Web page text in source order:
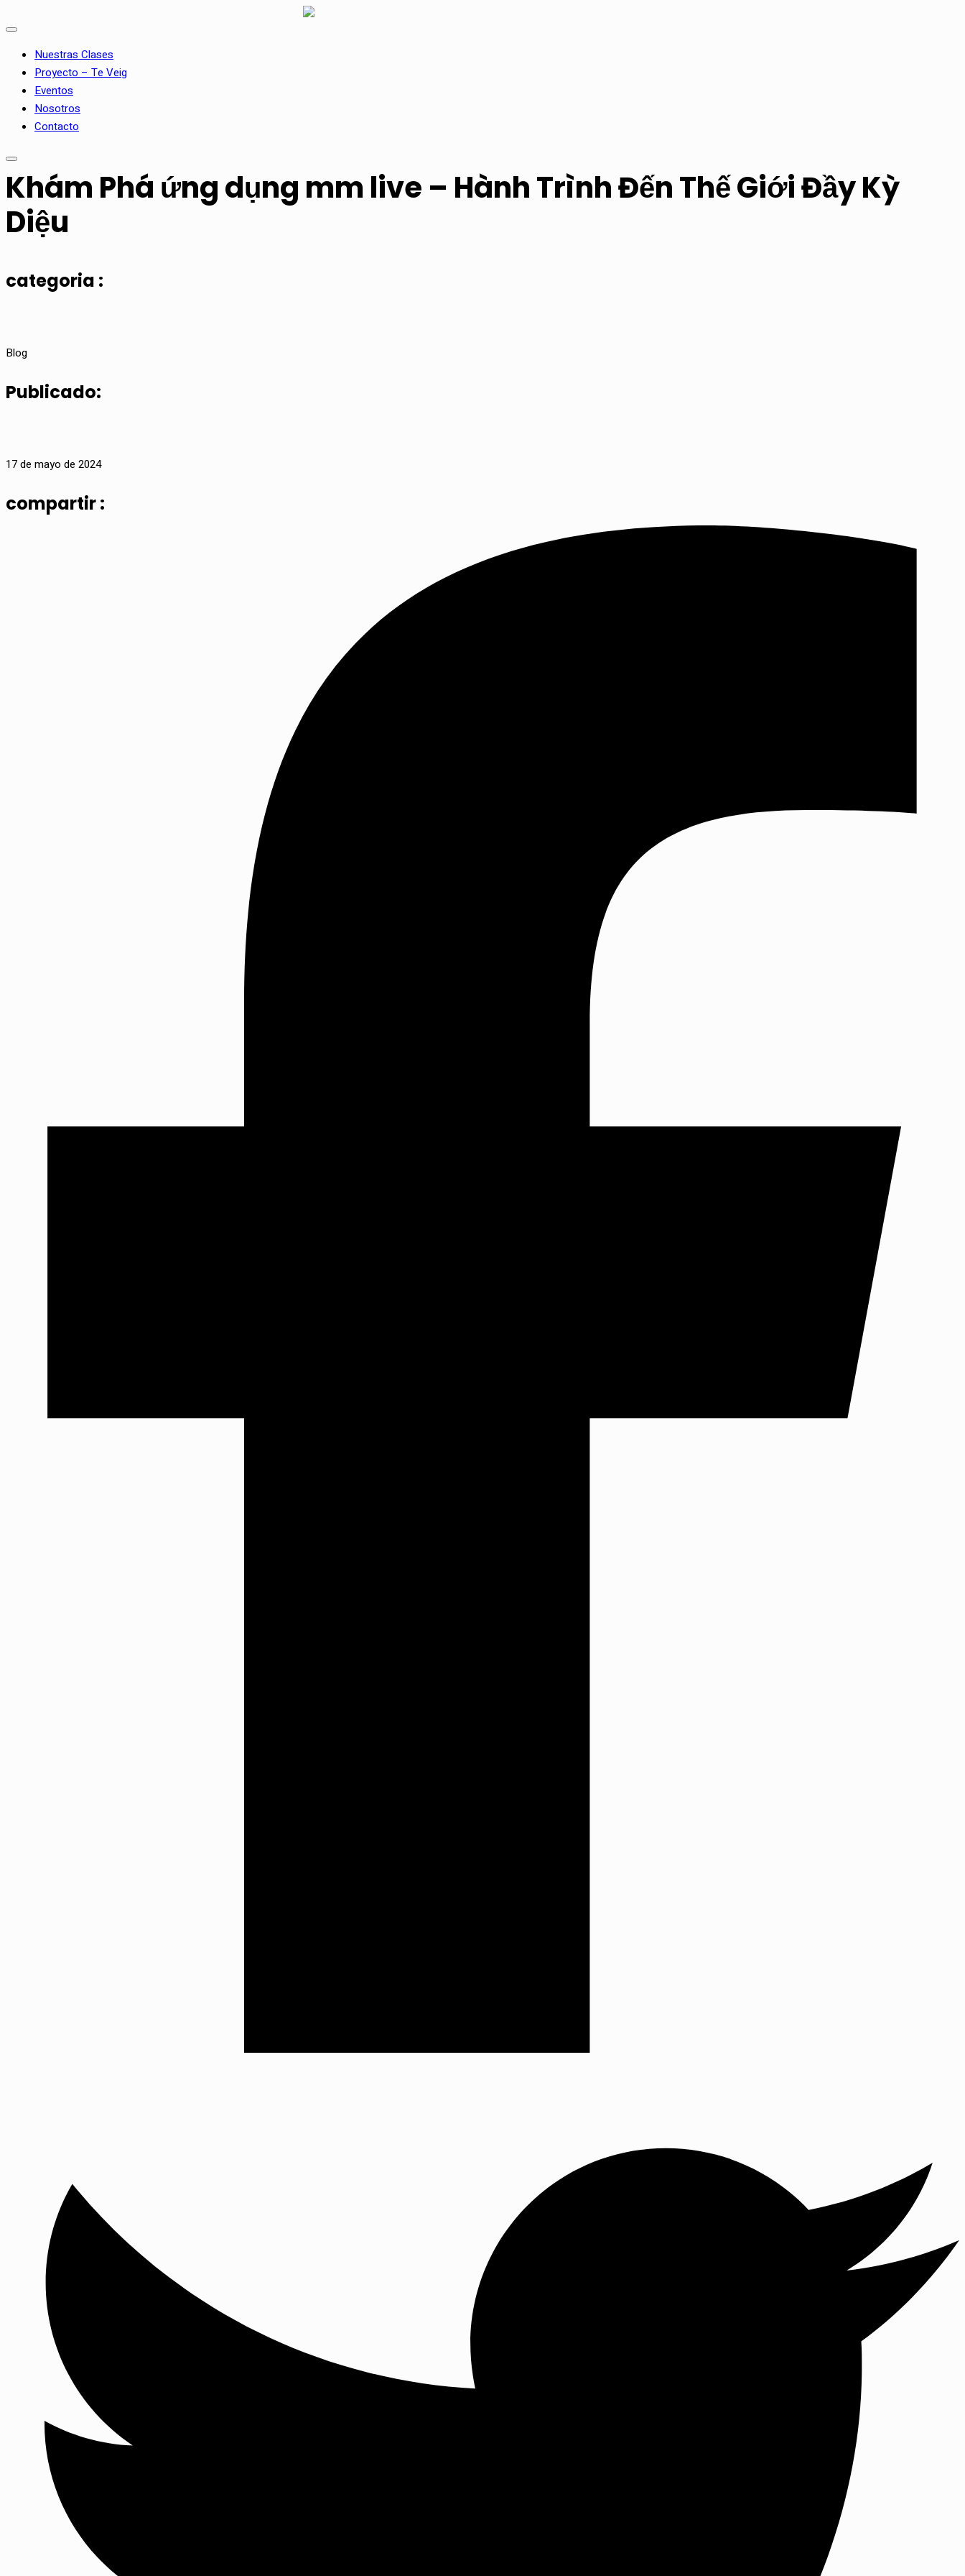
Nuestras Clases
Proyecto – Te Veig
Eventos
Nosotros
Contacto
Khám Phá ứng dụng mm live – Hành Trình Đến Thế Giới Đầy Kỳ
Diệu
categoria :
Blog
Publicado:
17 de mayo de 2024
compartir :